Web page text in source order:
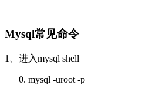
Mysql常见命令
1、进入mysql shell
mysql -uroot -p